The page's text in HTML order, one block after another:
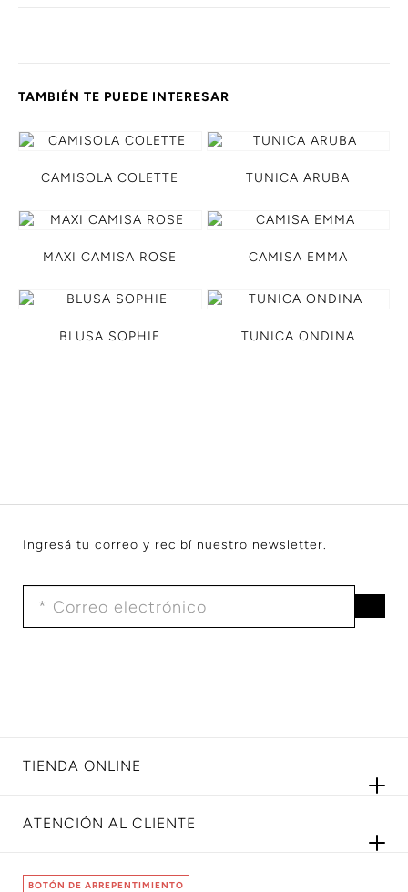
TAMBIÉN TE PUEDE INTERESAR
CAMISOLA COLETTE TUNICA ARUBA
MAXI CAMISA ROSE CAMISA EMMA
BLUSA SOPHIE TUNICA ONDINA
Ingresá tu correo y recibí nuestro newsletter.
TIENDA ONLINE
ATENCIÓN AL CLIENTE
BOTÓN DE ARREPENTIMIENTO